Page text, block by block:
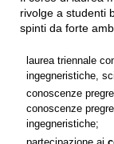
rivolge a studenti
spinti da forte
laurea triennale
ingegneristiche,
conoscenze
conoscenze
ingegneristiche;